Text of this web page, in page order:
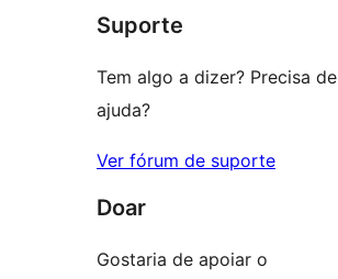
Suporte
Tem algo a dizer? Precisa de
ajuda?
Ver fórum de suporte
Doar
Gostaria de apoiar o